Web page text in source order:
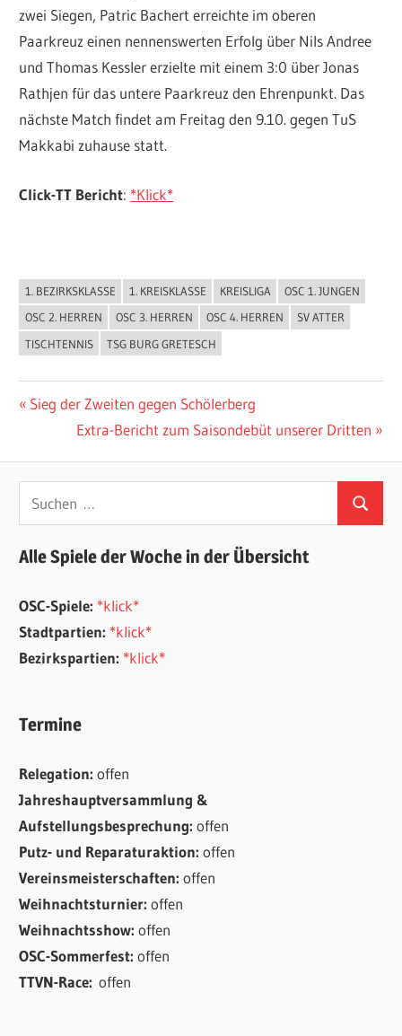
zwei Siegen, Patric Bachert erreichte im oberen
Paarkreuz einen nennenswerten Erfolg über Nils Andree
und Thomas Kessler erzielte mit einem 3:0 über Jonas
Rathjen für das untere Paarkreuz den Ehrenpunkt. Das
nächste Match findet am Freitag den 9.10. gegen TuS
Makkabi zuhause statt.
Click-TT Bericht: *Klick*
ALLGEMEIN
1. BEZIRKSKLASSE 1. KREISKLASSE KREISLIGA
OSC 1. JUNGEN
OSC 2. HERREN
OSC 3. HERREN OSC 4. HERREN
SV ATTER
TISCHTENNIS
TSG BURG GRETESCH
Beitragsnavigation
Vorheriger
Beitrag:
Sieg der Zweiten gegen Schölerberg
Nächster
Extra-Bericht zum Saisondebüt unserer Dritten
Suchen
nach:
Suchen
Alle Spiele der Woche in der Übersicht
OSC-Spiele: *klick*
Stadtpartien: *klick*
Bezirkspartien: *klick*
Termine
Relegation:offen
Jahreshauptversammlung &
Aufstellungsbesprechung:offen
Putz- und Reparaturaktion:offen
Vereinsmeisterschaften:offen
Weihnachtsturnier:offen
Weihnachtsshow:offen
OSC-Sommerfest:offen
TTVN-Race:offen